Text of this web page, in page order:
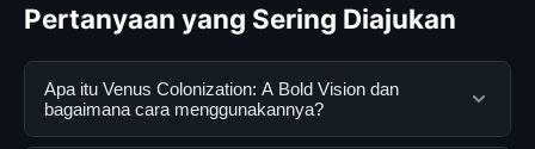
Pertanyaan yang Sering Diajukan
Apa itu Venus Colonization: A Bold Vision dan
bagaimana cara menggunakannya?